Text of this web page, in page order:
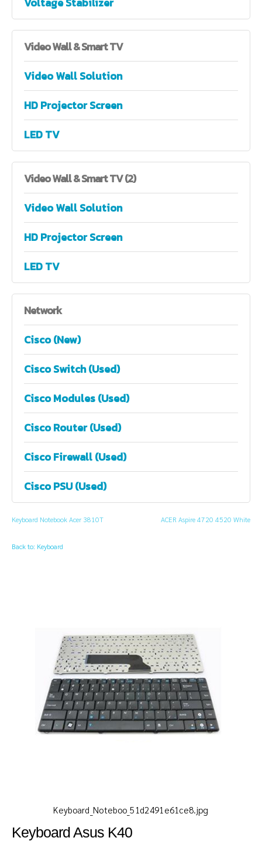
VideoWall & Smart TV
Video Wall Solution
HD Projector Screen
LED TV
VideoWall & Smart TV (2)
Video Wall Solution
HD Projector Screen
LED TV
Network
Cisco (New)
Cisco Switch (Used)
Cisco Modules (Used)
Cisco Router (Used)
Cisco Firewall (Used)
Cisco PSU (Used)
ACER Aspire 4720 4520 White
Keyboard Notebook Acer 3810T
Back to: Keyboard
Keyboard_Noteboo_51d2491e61ce8.jpg
Keyboard Asus K40